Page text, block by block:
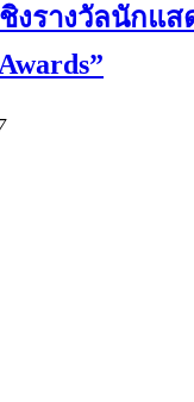
รางวัลนักแส